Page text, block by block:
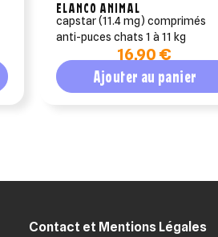
ELANCO ANIMAL
capstar (11.4 mg) comprimés
anti-puces chats 1 à 11 kg
16,90 €
Ajouter au panier
Contact et Mentions Légales